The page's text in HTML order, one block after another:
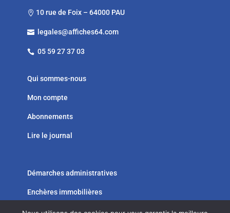
 10 rue de Foix – 64000 PAU
 legales@affiches64.com
 05 59 27 37 03
Qui sommes-nous
Mon compte
Abonnements
Lire le journal
Démarches administratives
Enchères immobilières